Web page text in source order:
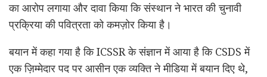
का आरोप लगाया और दावा किया कि संस्थान ने भारत की चुनावी
प्रक्रिया की पवित्रता को कमज़ोर किया है।
बयान में कहा गया है किICSSRके संज्ञान में आया है कि CSDSमें
एक ज़िम्मेदार पद पर आसीन एक व्यक्ति ने मीडिया में बयान दिए थे,